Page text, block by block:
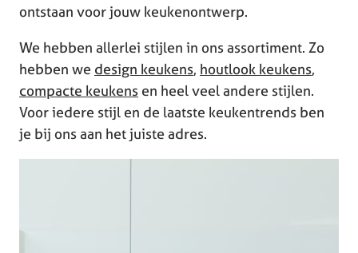
ontstaan voor jouw keukenontwerp.
We hebben allerlei stijlen in ons assortiment. Zo
hebben we design keukens, houtlook keukens,
compacte keukens en heel veel andere stijlen.
Voor iedere stijl en de laatste keukentrends ben
je bij ons aan het juiste adres.